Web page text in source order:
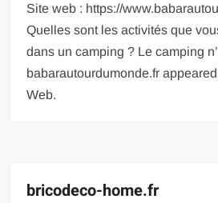
Site web : https://
Quelles sont les activités que
dans un camping ? Le camping
babarautourdumonde.fr
Web.
bricodeco-home.fr